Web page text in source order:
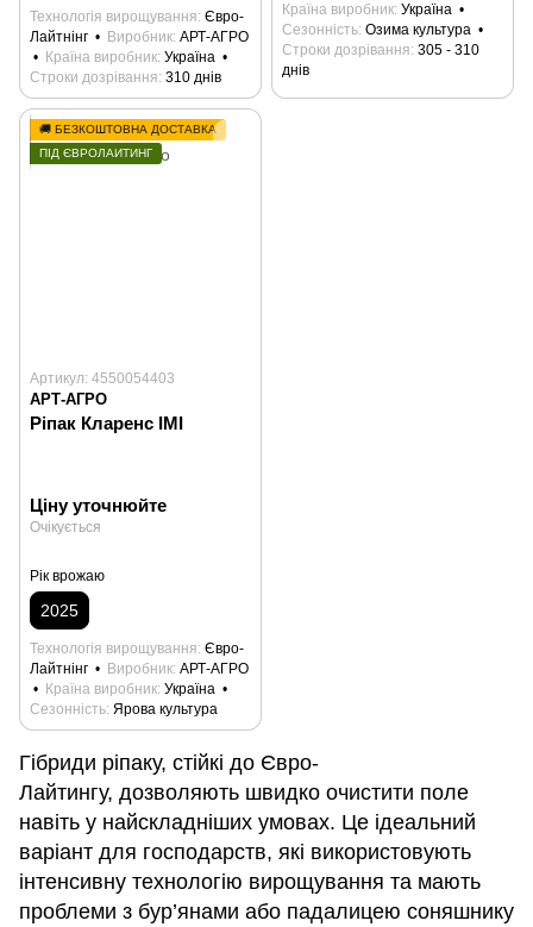
Технологія вирощування Євро-
Лайтнінг
Виробник АРТ-АГРО
Країна виробник Україна
Строки дозрівання 310 днів
Країна виробник Україна
Сезонність Озима культура
Строки дозрівання 305 - 310
днів
🚚 БЕЗКОШТОВНА ДОСТАВКА
ПІД ЄВРОЛАЙТИНГ
Артикул: 4550054403
АРТ-АГРО
Ріпак Кларенс ІМІ
Ціну уточнюйте
Очікується
Рік врожаю
2025
Технологія вирощування Євро-
Лайтнінг
Виробник АРТ-АГРО
Країна виробник Україна
Сезонність Ярова культура
Гібриди ріпаку, стійкі до Євро-
Лайтингу, дозволяють швидко очистити поле
навіть у найскладніших умовах. Це ідеальний
варіант для господарств, які використовують
інтенсивну технологію вирощування та мають
проблеми з бур’янами або падалицею соняшнику